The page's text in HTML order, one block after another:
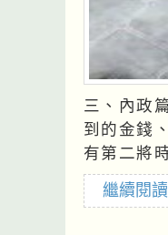
三、內政篇 （一）烏丸 1. 治安 治安低於 50 以下時對收入無影響 ，治安 0 或 50 襄
到的金錢
繼續閱